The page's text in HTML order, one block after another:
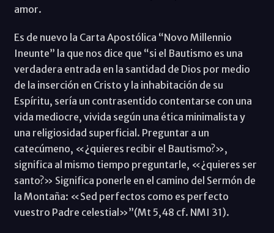
amor.
Es de nuevo la Carta Apostólica “Novo Millennio
Ineunte” la que nos dice que “si el Bautismo es una
verdadera entrada en la santidad de Dios por medio
de la inserción en Cristo y la inhabitación de su
Espíritu, sería un contrasentido contentarse con una
vida mediocre, vivida según una ética minimalista y
una religiosidad superficial. Preguntar a un
catecúmeno, «¿quieres recibir el Bautismo?»,
significa al mismo tiempo preguntarle, «¿quieres ser
santo?» Significa ponerle en el camino del Sermón de
la Montaña: «Sed perfectos como es perfecto
vuestro Padre celestial»”(Mt 5,48 cf. NMI 31).